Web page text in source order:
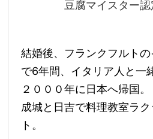
豆腐マイスター
結婚後、フランクフルト
で6年間、イタリア人と一
２０００年に日本へ帰国。
成城と日吉で料理教室ラ
ト。